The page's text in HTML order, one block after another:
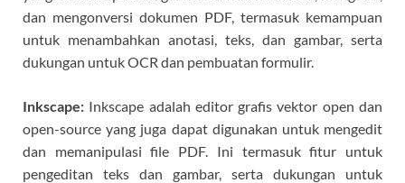
dan mengonversi dokumen PDF, termasuk kemampuan
untuk menambahkan anotasi, teks, dan gambar, serta
dukungan untuk OCR dan pembuatan formulir.
Inkscape: Inkscape adalah editor grafis vektor open dan
open-source yang juga dapat digunakan untuk mengedit
dan memanipulasi file PDF. Ini termasuk fitur untuk
pengeditan teks dan gambar, serta dukungan untuk